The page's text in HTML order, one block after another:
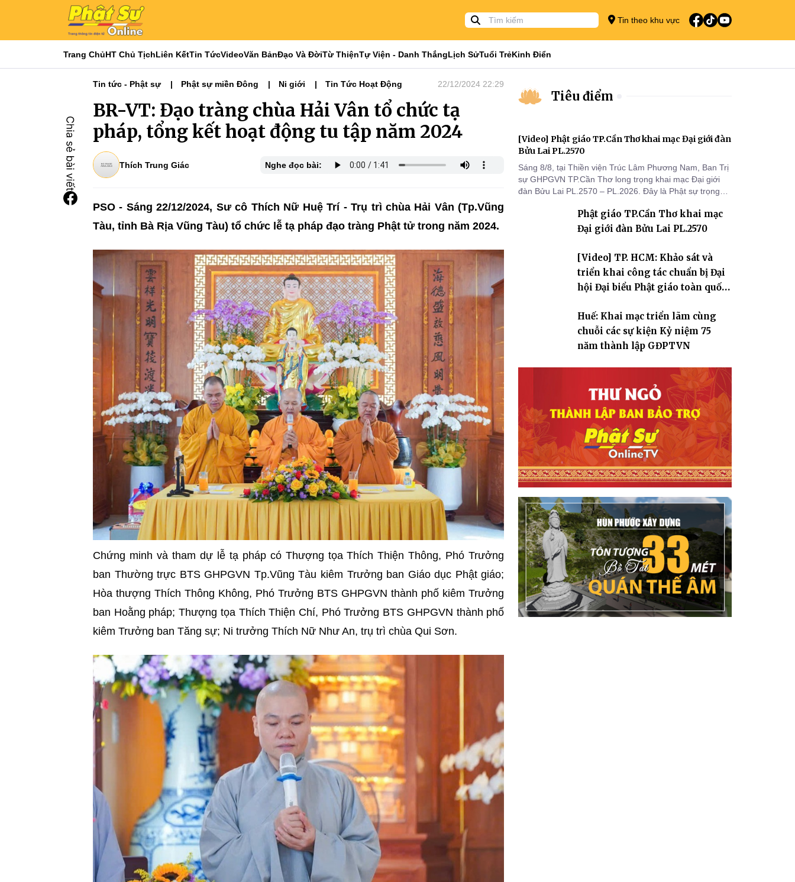
Tin theo khu vực
Trang ChủHT Chủ TịchLiên KếtTin TứcVideoVăn BảnĐạo Và ĐờiTừ ThiệnTự Viện - Danh ThắngLịch SửTuổi TrẻKinh Điển
Tin tức - Phật sự Phật sự miền Đông Ni giới Tin Tức Hoạt Động 22/12/2024 22:29
BR-VT: Đạo tràng chùa Hải Vân tổ chức tạ
pháp, tổng kết hoạt động tu tập năm 2024
Thích Trung Giác Nghe đọc bài:
PSO - Sáng 22/12/2024, Sư cô Thích Nữ Huệ Trí - Trụ trì chùa Hải Vân (Tp.Vũng
Tàu, tỉnh Bà Rịa Vũng Tàu) tổ chức lễ tạ pháp đạo tràng Phật tử trong năm 2024.
Chứng minh và tham dự lễ tạ pháp có Thượng tọa Thích Thiện Thông, Phó Trưởng
ban Thường trực BTS GHPGVN Tp.Vũng Tàu kiêm Trưởng ban Giáo dục Phật giáo;
Hòa thượng Thích Thông Không, Phó Trưởng BTS GHPGVN thành phố kiêm Trưởng
ban Hoằng pháp; Thượng tọa Thích Thiện Chí, Phó Trưởng BTS GHPGVN thành phố
kiêm Trưởng ban Tăng sự; Ni trưởng Thích Nữ Như An, trụ trì chùa Qui Sơn.
Tiêu điểm
[Video] Phật giáo TP.Cần Thơ khai mạc Đại giới đàn
Bửu Lai PL.2570
Sáng 8/8, tại Thiền viện Trúc Lâm Phương Nam, Ban Trị
sự GHPGVN TP.Cần Thơ long trọng khai mạc Đại giới
đàn Bửu Lai PL.2570 – PL.2026. Đây là Phật sự trọng
của Đại hội Phật giáo thành phố lần thứ I, thể hiện sự
quan tâm đối với công tác truyền giới, đào tạo Tăng tài
Phật giáo TP.Cần Thơ khai mạc
Đại giới đàn Bửu Lai PL.2570
[Video] TP. HCM: Khảo sát và
triển khai công tác chuẩn bị Đại
hội Đại biểu Phật giáo toàn quốc
Huế: Khai mạc triển lãm cùng
chuỗi các sự kiện Kỷ niệm 75
năm thành lập GĐPTVN